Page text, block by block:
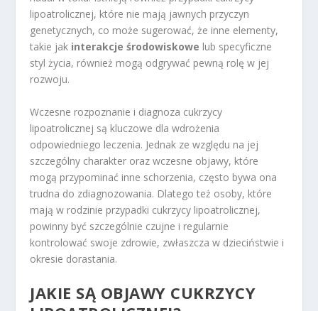
lipoatrolicznej, które nie mają jawnych przyczyn
genetycznych, co może sugerować, że inne elementy,
takie jak interakcje środowiskowe lub specyficzne
styl życia, również mogą odgrywać pewną rolę w jej
rozwoju.
Wczesne rozpoznanie i diagnoza cukrzycy
lipoatrolicznej są kluczowe dla wdrożenia
odpowiedniego leczenia. Jednak ze względu na jej
szczególny charakter oraz wczesne objawy, które
mogą przypominać inne schorzenia, często bywa ona
trudna do zdiagnozowania. Dlatego też osoby, które
mają w rodzinie przypadki cukrzycy lipoatrolicznej,
powinny być szczególnie czujne i regularnie
kontrolować swoje zdrowie, zwłaszcza w dzieciństwie i
okresie dorastania.
JAKIE SĄ OBJAWY CUKRZYCY